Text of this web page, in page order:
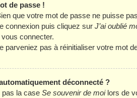
de passe !
que votre mot de passe ne puisse
connexion puis cliquez sur J’ai oublié
connecter.
parveniez pas à réinitialiser votre mot
déconnecté ?
la case Se souvenir de moilors de